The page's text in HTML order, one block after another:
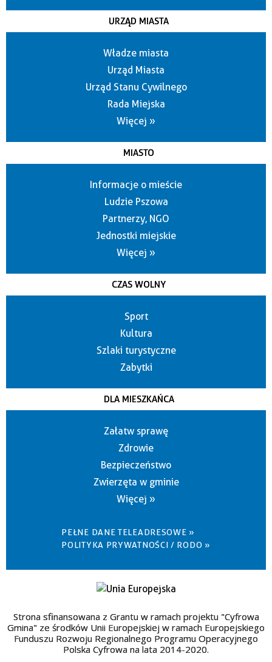
URZĄD MIASTA
Władze miasta
Urząd Miasta
Urząd Stanu Cywilnego
Rada Miejska
Więcej »
MIASTO
Informacje o mieście
Ludzie Pszowa
Partnerzy, NGO
Jednostki miejskie
Więcej »
CZAS WOLNY
Sport
Kultura
Szlaki turystyczne
Zabytki
DLA MIESZKAŃCA
Załatw sprawę
Zdrowie
Bezpieczeństwo
Zwierzęta w gminie
Więcej »
PEŁNE DANE TELEADRESOWE »
POLITYKA PRYWATNOŚCI / RODO »
Strona sfinansowana z Grantu w ramach projektu "Cyfrowa
Gmina" ze środków Unii Europejskiej w ramach Europejskiego
Funduszu Rozwoju Regionalnego Programu Operacyjnego
Polska Cyfrowa na lata 2014-2020.